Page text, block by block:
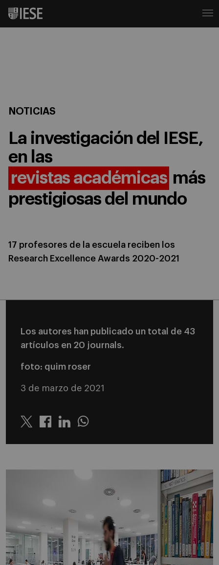
NOTICIAS
La investigación del IESE,
en las
revistas académicas más
prestigiosas del mundo
17 profesores de la escuela reciben los
Research Excellence Awards 2020-2021
Los autores han publicado un total de 43
artículos en 20 journals.
foto: quim roser
3 de marzo de 2021
Twitter LinkedinWhatsapp